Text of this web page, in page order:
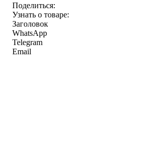
Поделиться:
Узнать о товаре:
Заголовок
WhatsApp
Telegram
Email